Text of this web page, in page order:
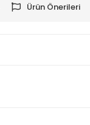
Ürün Önerileri